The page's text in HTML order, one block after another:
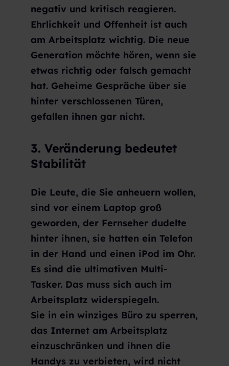
negativ und kritisch reagieren.
Ehrlichkeit und Offenheit ist auch
am Arbeitsplatz wichtig. Die neue
Generation möchte hören, wenn sie
etwas richtig oder falsch gemacht
hat. Geheime Gespräche über sie
hinter verschlossenen Türen,
gefallen ihnen gar nicht.
3. Veränderung bedeutet
Stabilität
Die Leute, die Sie anheuern wollen,
sind vor einem Laptop groß
geworden, der Fernseher dudelte
hinter ihnen, sie hatten ein Telefon
in der Hand und einen iPod im Ohr.
Es sind die ultimativen Multi-
Tasker. Das muss sich auch im
Arbeitsplatz widerspiegeln.
Sie in ein winziges Büro zu sperren,
das Internet am Arbeitsplatz
einzuschränken und ihnen die
Handys zu verbieten, wird nicht